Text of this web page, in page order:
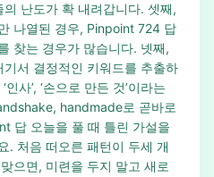
난도가 확 내려갑니다. 셋째,
나열된 경우, Pinpoint 724 답
찾는 경우가 많습니다. 넷째,
서 결정적인 키워드를 추출하
사’, ‘손으로 만든 것’이라는
handmade로 곧바로
답 오늘을 풀 때 틀린 가설을
. 처음 떠오른 패턴이 두세 개
으면, 미련을 두지 말고 새로